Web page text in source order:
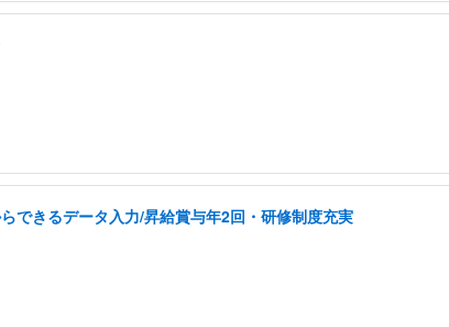
できるデータ入力/昇給賞与年2回・研修制度充実